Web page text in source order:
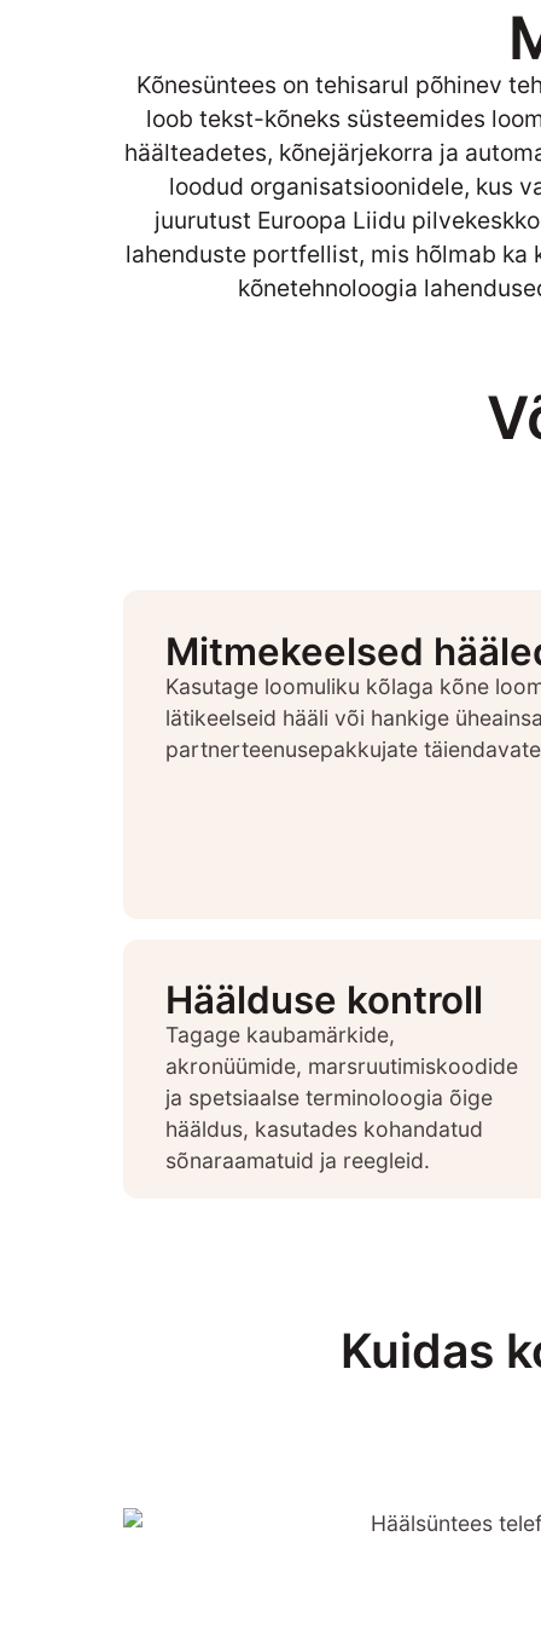
Kõnesüntees on tehisarul põhinev
loob tekst-kõneks süsteemides
häälteadetes, kõnejärjekorra ja
loodud organisatsioonidele, kus
juurutust Euroopa Liidu
lahenduste portfellist, mis hõlmab
kõnetehnoloogia
Mitmekeelsed
Kasutage loomuliku kõlaga kõne
lätikeelseid hääli või hankige
partnerteenusepakkujate
Häälduse kontroll
Tagage kaubamärkide,
akronüümide, marsruutimiskoodide
ja spetsiaalse terminoloogia õige
hääldus, kasutades kohandatud
sõnaraamatuid ja reegleid.
Kuidas